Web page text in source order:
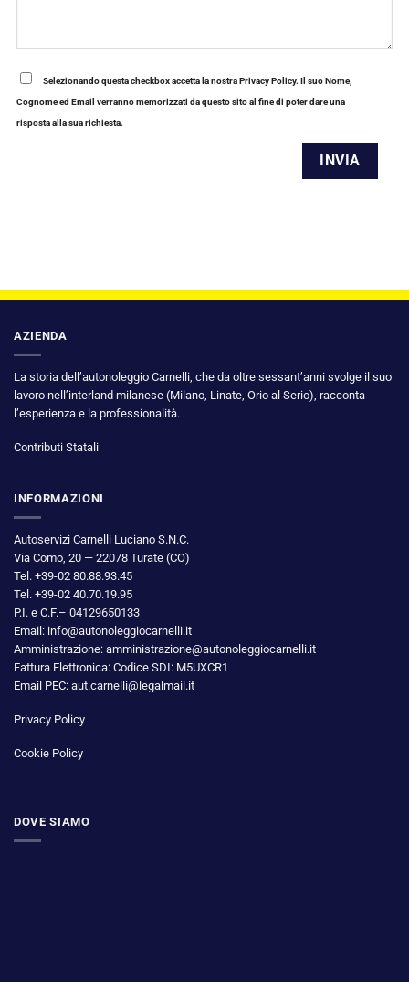
Selezionando questa checkbox accetta la nostra Privacy Policy. Il suo Nome,
Cognome ed Email verranno memorizzati da questo sito al fine di poter dare una
risposta alla sua richiesta.
AZIENDA
La storia dell’autonoleggio Carnelli, che da oltre sessant’anni svolge il suo
lavoro nell’interland milanese (Milano, Linate, Orio al Serio), racconta
l’esperienza e la professionalità.
Contributi Statali
INFORMAZIONI
Autoservizi Carnelli Luciano S.N.C.
Via Como, 20 — 22078 Turate (CO)
Tel. +39-02 80.88.93.45
Tel. +39-02 40.70.19.95
P.I. e C.F.– 04129650133
Email: info@autonoleggiocarnelli.it
Amministrazione: amministrazione@autonoleggiocarnelli.it
Fattura Elettronica: Codice SDI: M5UXCR1
Email PEC: aut.carnelli@legalmail.it
Privacy Policy
Cookie Policy
DOVE SIAMO